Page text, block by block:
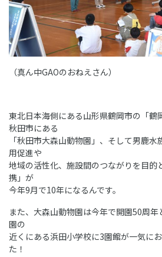
（真ん中GAOのおねえさん）
東北日本海側にある山形県鶴岡市の「鶴
秋田市にある
「秋田市大森山動物園」、そして男鹿
用促進や
地域の活性化、施設間のつながりを目的
携」が
今年9月で10年になるんです。
また、大森山動物園は今年で開園50周
園の
近くにある浜田小学校に3園館が一気に
た！